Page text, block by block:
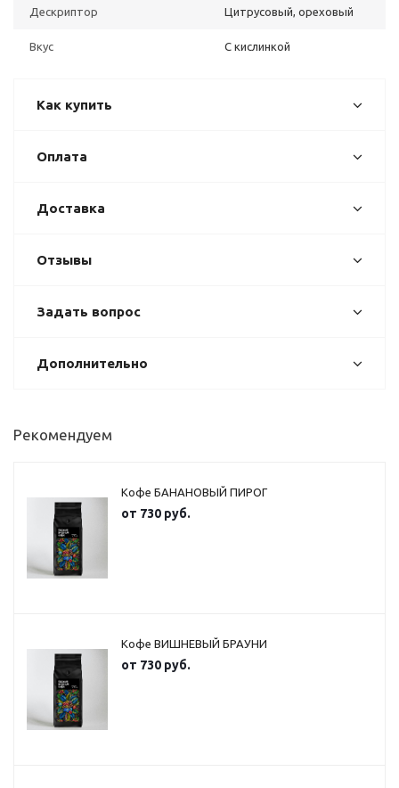
Дескриптор Цитрусовый, ореховый
Вкус С кислинкой
Как купить
Оплата
Доставка
Отзывы
Задать вопрос
Дополнительно
Рекомендуем
Кофе БАНАНОВЫЙ ПИРОГ
от 730 руб.
Кофе ВИШНЕВЫЙ БРАУНИ
от 730 руб.